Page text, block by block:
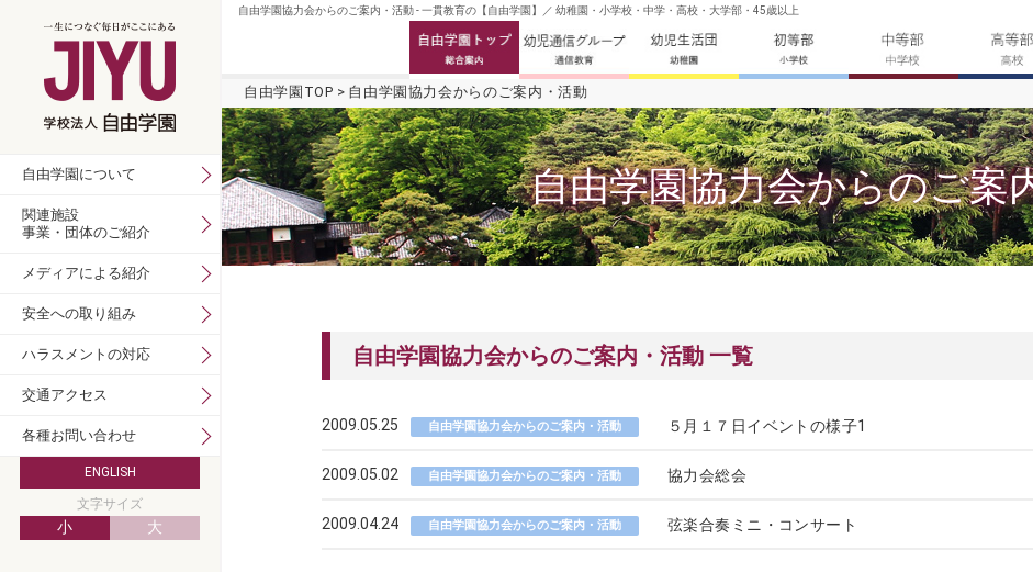
自由学園協力会からのご案内・活動 - 一貫教育の【自由学園】／ 幼稚園・小学校・中学・高校・大学部・45歳以上
自由学園TOP 自由学園協力会からのご案内・活動
自由学園協力会からのご案
自由学園協力会からのご案内・活動 一覧
2009.05.25 自由学園協力会からのご案内・活動 ５月１７日イベントの様子1
2009.05.02 自由学園協力会からのご案内・活動 協力会総会
2009.04.24 自由学園協力会からのご案内・活動 弦楽合奏ミニ・コンサート
自由学園について
関連施設
事業・団体のご紹介
メディアによる紹介
安全への取り組み
ハラスメントの対応
交通アクセス
各種お問い合わせ
ENGLISH
文字サイズ
小 大